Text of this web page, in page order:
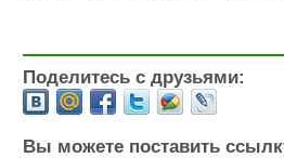
Поделитесь с друзьями:
Вы можете поставить